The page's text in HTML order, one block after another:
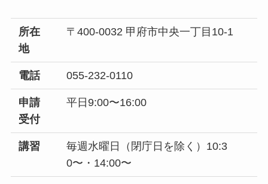
所在
地
〒400-0032 甲府市中央一丁目10-1
電話 055-232-0110
申請
受付
平日9:00〜16:00
講習
毎週水曜日（閉庁日を除く）10:3
0〜・14:00〜